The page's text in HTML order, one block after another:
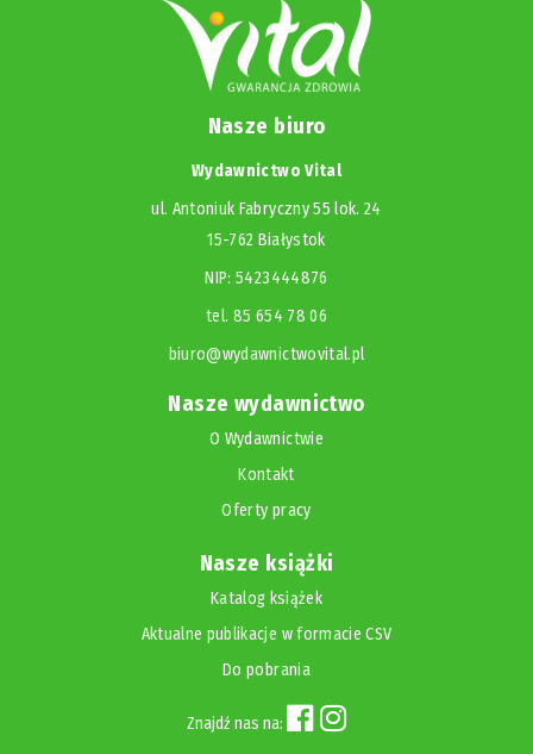
Nasze biuro
Wydawnictwo Vital
ul. Antoniuk Fabryczny 55 lok. 24
15-762 Białystok
NIP: 5423444876
tel. 85 654 78 06
biuro@wydawnictwovital.pl
Nasze wydawnictwo
O Wydawnictwie
Kontakt
Oferty pracy
Nasze książki
Katalog książek
Aktualne publikacje w formacie CSV
Do pobrania
Znajdź nas na: